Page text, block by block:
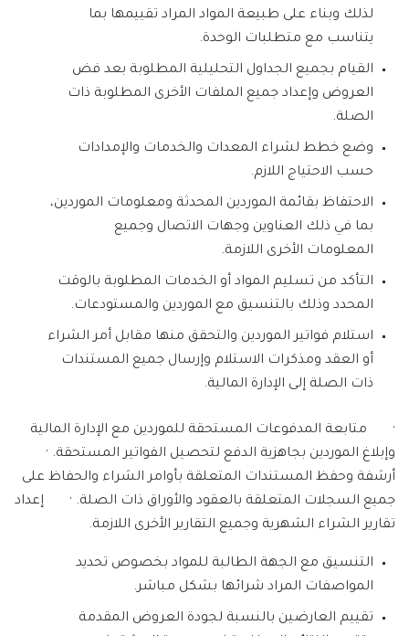
لذلك وبناء على طبيعة المواد المراد تقييمها بما
يتناسب مع متطلبات الوحدة.
القيام بجميع الجداول التحليلية المطلوبة بعد فض
العروض وإعداد جميع الملفات الأخرى المطلوبة ذات
الصلة.
وضع خطط لشراء المعدات والخدمات والإمدادات
حسب الاحتياج اللازم.
الاحتفاظ بقائمة الموردين المحدثة ومعلومات الموردين،
بما في ذلك العناوين وجهات الاتصال وجميع
المعلومات الأخرى اللازمة.
التأكد من تسليم المواد أو الخدمات المطلوبة بالوقت
المحدد وذلك بالتنسيق مع الموردين والمستودعات.
استلام فواتير الموردين والتحقق منها مقابل أمر الشراء
أو العقد ومذكرات الاستلام وإرسال جميع المستندات
ذات الصلة إلى الإدارة المالية.
· متابعة المدفوعات المستحقة للموردين مع الإدارة المالية
وإبلاغ الموردين بجاهزية الدفع لتحصيل الفواتير المستحقة. ·
أرشفة وحفظ المستندات المتعلقة بأوامر الشراء والحفاظ على
جميع السجلات المتعلقة بالعقود والأوراق ذات الصلة. · إعداد
تقارير الشراء الشهرية وجميع التقارير الأخرى اللازمة.
التنسيق مع الجهة الطالبة للمواد بخصوص تحديد
المواصفات المراد شرائها بشكل مباشر.
تقييم العارضين بالنسبة لجودة العروض المقدمة